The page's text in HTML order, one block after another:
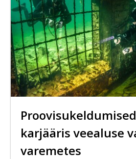
karjääris veealuse
varemetes